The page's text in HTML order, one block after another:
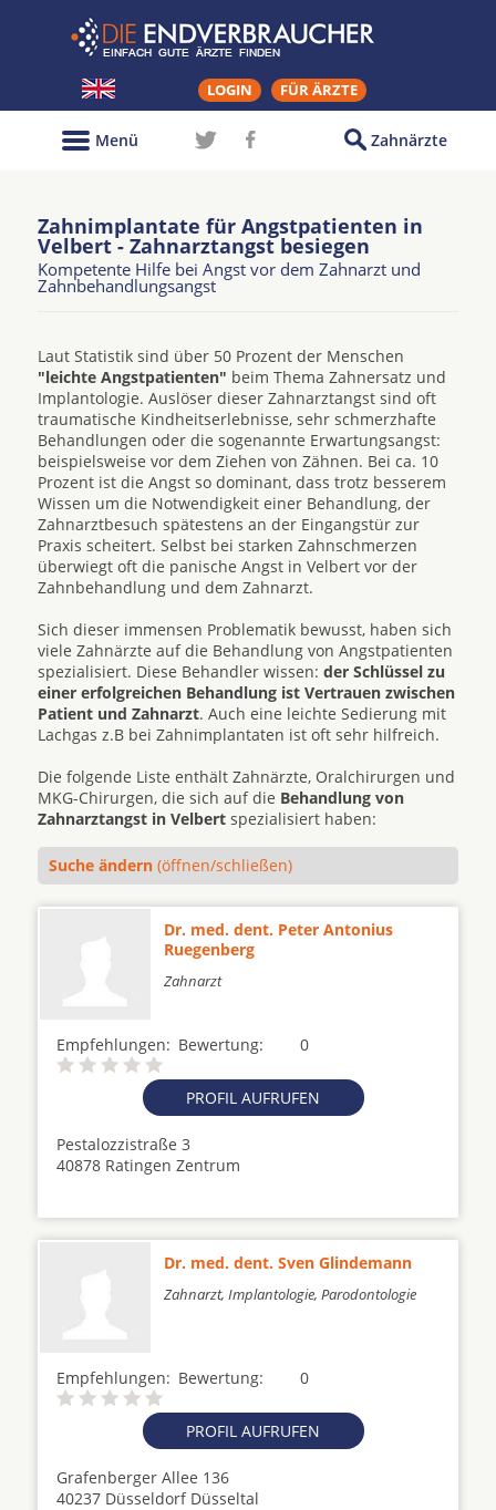
LOGIN FÜR ÄRZTE
Zahnärzte
Menü
Zahnimplantate für Angstpatienten in
Velbert - Zahnarztangst besiegen
Kompetente Hilfe bei Angst vor dem Zahnarzt und
Zahnbehandlungsangst
Laut Statistik sind über 50 Prozent der Menschen
"leichte Angstpatienten" beim Thema Zahnersatz und
Implantologie. Auslöser dieser Zahnarztangst sind oft
traumatische Kindheitserlebnisse, sehr schmerzhafte
Behandlungen oder die sogenannte Erwartungsangst:
beispielsweise vor dem Ziehen von Zähnen. Bei ca. 10
Prozent ist die Angst so dominant, dass trotz besserem
Wissen um die Notwendigkeit einer Behandlung, der
Zahnarztbesuch spätestens an der Eingangstür zur
Praxis scheitert. Selbst bei starken Zahnschmerzen
überwiegt oft die panische Angst in Velbert vor der
Zahnbehandlung und dem Zahnarzt.
Sich dieser immensen Problematik bewusst, haben sich
viele Zahnärzte auf die Behandlung von Angstpatienten
spezialisiert. Diese Behandler wissen: der Schlüssel zu
einer erfolgreichen Behandlung ist Vertrauen zwischen
Patient und Zahnarzt. Auch eine leichte Sedierung mit
Lachgas z.B bei Zahnimplantaten ist oft sehr hilfreich.
Die folgende Liste enthält Zahnärzte, Oralchirurgen und
MKG-Chirurgen, die sich auf die Behandlung von
Zahnarztangst in Velbert spezialisiert haben:
Suche ändern (öffnen/schließen)
Dr. med. dent. Peter Antonius
Ruegenberg
Zahnarzt
Empfehlungen: 0
Bewertung:
PROFIL AUFRUFEN
Pestalozzistraße 3
40878 Ratingen Zentrum
Dr. med. dent. Sven Glindemann
Zahnarzt, Implantologie, Parodontologie
Empfehlungen: 0
Bewertung:
PROFIL AUFRUFEN
Grafenberger Allee 136
40237 Düsseldorf Düsseltal